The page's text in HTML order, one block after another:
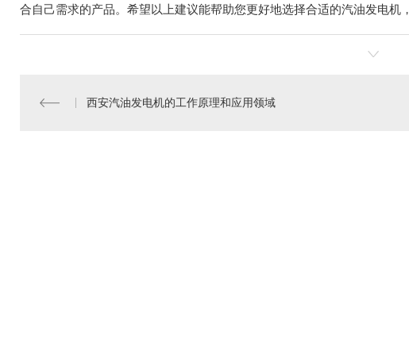
合自己需求的产品。希望以上建议能帮助您更好地选择合适的汽油发电机
西安汽油发电机的工作原理和应用领域